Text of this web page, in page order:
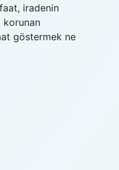
iradenin
korunan
göstermek ne